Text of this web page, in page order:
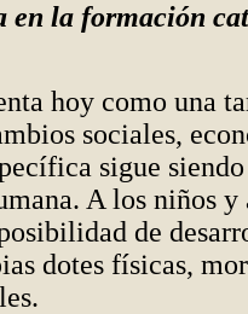
en la formación
hoy como una
sociales,
sigue
A los niños y
de
dotes físicas,